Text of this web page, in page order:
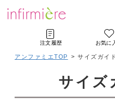
注文履歴 お気に
アンファミエTOP > サイズガイ
サイズ